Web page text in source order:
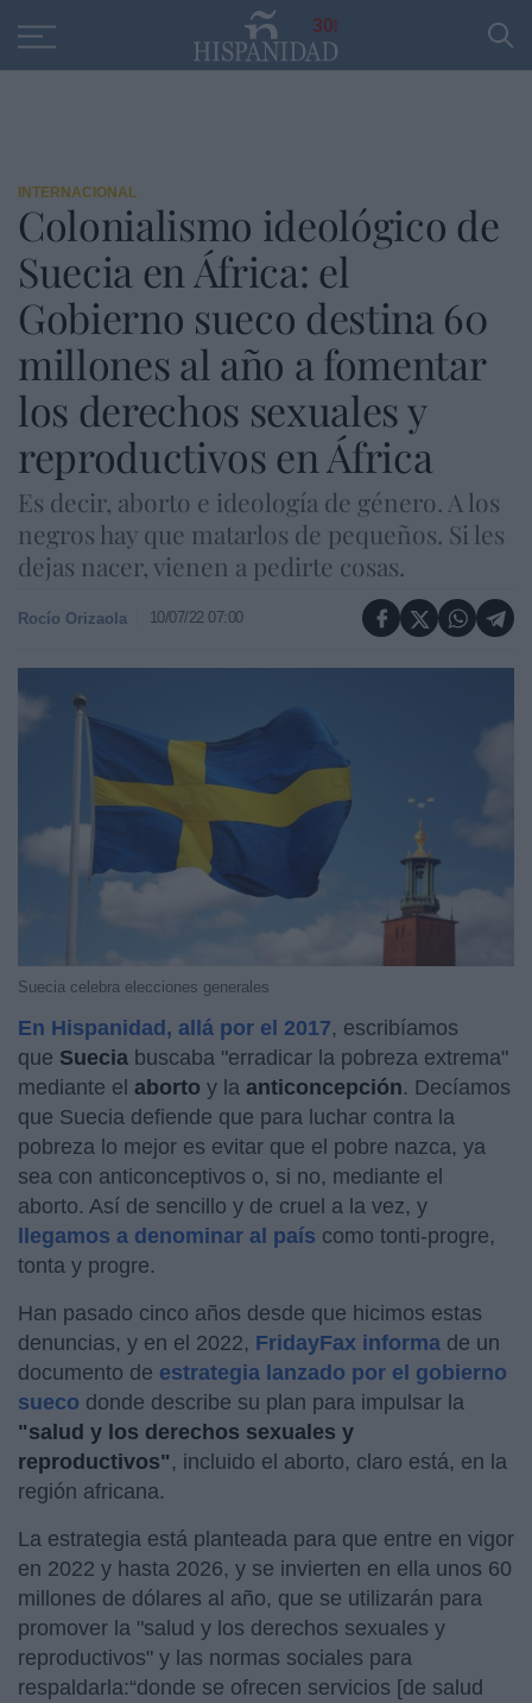
30
INTERNACIONAL
Colonialismo ideológico de
Suecia en África: el
Gobierno sueco destina 60
millones al año a fomentar
los derechos sexuales y
reproductivos en África
Es decir, aborto e ideología de género. A los
negros hay que matarlos de pequeños. Si les
dejas nacer, vienen a pedirte cosas.
Rocío Orizaola 10/07/22 07:00
Suecia celebra elecciones generales
En Hispanidad, allá por el 2017, escribíamos
que Suecia buscaba "erradicar la pobreza extrema"
mediante el aborto y la anticoncepción. Decíamos
que Suecia defiende que para luchar contra la
pobreza lo mejor es evitar que el pobre nazca, ya
sea con anticonceptivos o, si no, mediante el
aborto. Así de sencillo y de cruel a la vez, y
llegamos a denominar al país como tonti-progre,
tonta y progre.
Han pasado cinco años desde que hicimos estas
denuncias, y en el 2022, FridayFax informa de un
documento de estrategia lanzado por el gobierno
sueco donde describe su plan para impulsar la
"salud y los derechos sexuales y
reproductivos" , incluido el aborto, claro está, en la
región africana.
La estrategia está planteada para que entre en vigor
en 2022 y hasta 2026, y se invierten en ella unos 60
millones de dólares al año, que se utilizarán para
promover la "salud y los derechos sexuales y
reproductivos" y las normas sociales para
respaldarla:“donde se ofrecen servicios [de salud